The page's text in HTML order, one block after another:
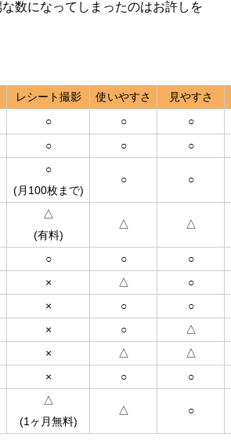
数になってしまったのはお許しを
レシート撮影 使いやすさ
見やすさ
○ ○
○
○ ○ ○
○
(月100枚まで)
○ ○
△
(有料)
△ △
○ ○
○
× △
○
× ○
○
× ○
△
× △
△
× ○ ○
△
(1ヶ月無料)
△ ○